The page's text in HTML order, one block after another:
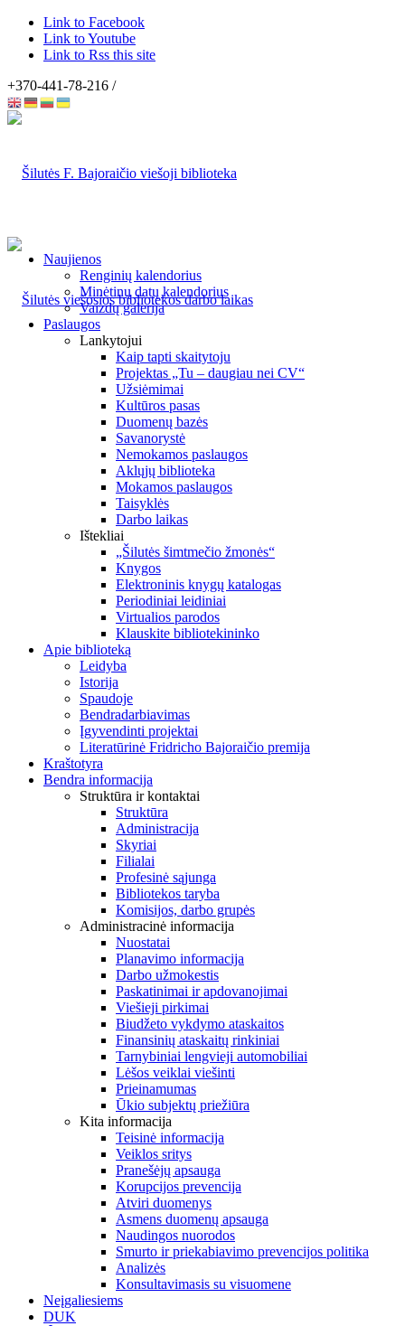
Link to Facebook
Link to Youtube
Link to Rss this site
+370-441-78-216 /
Naujienos
Renginių kalendorius
Minėtinų datų kalendorius
Vaizdų galerija
Paslaugos
Lankytojui
Kaip tapti skaitytoju
Projektas „Tu – daugiau nei CV“
Užsiėmimai
Kultūros pasas
Duomenų bazės
Savanorystė
Nemokamos paslaugos
Aklųjų biblioteka
Mokamos paslaugos
Taisyklės
Darbo laikas
Ištekliai
„Šilutės šimtmečio žmonės“
Knygos
Elektroninis knygų katalogas
Periodiniai leidiniai
Virtualios parodos
Klauskite bibliotekininko
Apie biblioteką
Leidyba
Istorija
Spaudoje
Bendradarbiavimas
Įgyvendinti projektai
Literatūrinė Fridricho Bajoraičio premija
Kraštotyra
Bendra informacija
Struktūra ir kontaktai
Struktūra
Administracija
Skyriai
Filialai
Profesinė sąjunga
Bibliotekos taryba
Komisijos, darbo grupės
Administracinė informacija
Nuostatai
Planavimo informacija
Darbo užmokestis
Paskatinimai ir apdovanojimai
Viešieji pirkimai
Biudžeto vykdymo ataskaitos
Finansinių ataskaitų rinkiniai
Tarnybiniai lengvieji automobiliai
Lėšos veiklai viešinti
Prieinamumas
Ūkio subjektų priežiūra
Kita informacija
Teisinė informacija
Veiklos sritys
Pranešėjų apsauga
Korupcijos prevencija
Atviri duomenys
Asmens duomenų apsauga
Naudingos nuorodos
Smurto ir priekabiavimo prevencijos politika
Analizės
Konsultavimasis su visuomene
Neįgaliesiems
DUK